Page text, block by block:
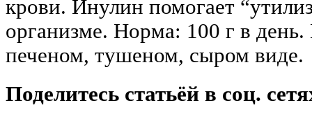
крови. Инулин помогает
организме. Норма: 100 г в день.
печеном, тушеном, сыром виде.
Поделитесь статьёй в соц.